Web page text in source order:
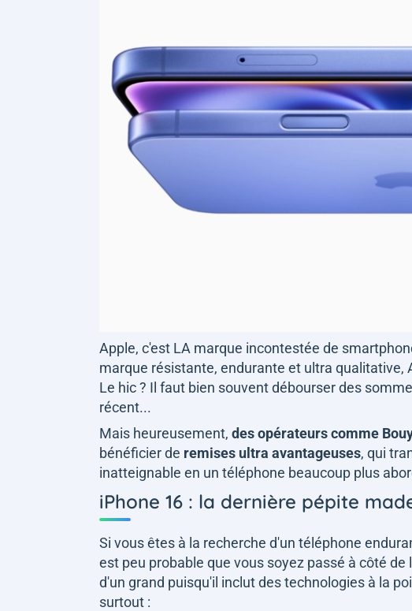
Apple, c'est LA marque incontestée de
marque résistante, endurante et ultra
Le hic ? Il faut bien souvent débourser des
récent...
Mais heureusement, des opérateurs comme
bénéficier de remises ultra avantageuses, qui
inatteignable en un téléphone beaucoup plus
iPhone 16 : la dernière pépite
Si vous êtes à la recherche d'un téléphone
est peu probable que vous soyez passé à côté
d'un grand puisqu'il inclut des technologies à la
surtout :